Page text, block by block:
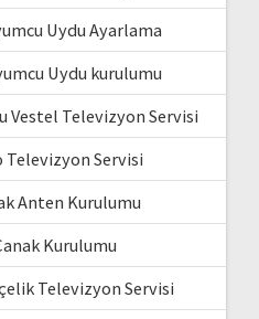
Uydu Ayarlama
Uydu kurulumu
Vestel Televizyon Servisi
Servisi
Anten Kurulumu
Kurulumu
Televizyon Servisi